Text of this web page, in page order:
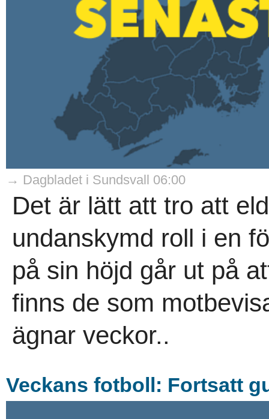
→ Dagbladet i Sundsvall 06:00
Det är lätt att tro att
undanskymd roll i en
på sin höjd går ut på
finns de som
ägnar veckor..
Veckans fotboll: Fortsatt